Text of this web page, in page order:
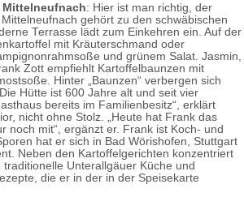
: Hier ist man richtig, der
Mittelneufnach gehört zu den schwäbischen
Terrasse lädt zum Einkehren ein. Auf der
mit Kräuterschmand oder
und grünem Salat. Jasmin,
Zott empfiehlt Kartoffelbaunzen mit
Hinter „Baunzen“ verbergen sich
Hütte ist 600 Jahre alt und seit vier
bereits im Familienbesitz“, erklärt
nicht ohne Stolz. „Heute hat Frank das
noch mit“, ergänzt er. Frank ist Koch- und
hat er sich in Bad Wörishofen, Stuttgart
Neben den Kartoffelgerichten konzentriert
Unterallgäuer Küche und
die er in der in der Speisekarte